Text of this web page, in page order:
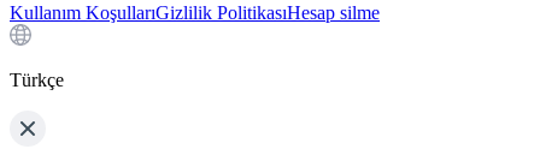
Kullanım KoşullarıGizlilik PolitikasıHesap silme
Türkçe